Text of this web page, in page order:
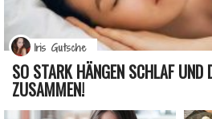
SO STARK HÄNGEN SCHLAF
ZUSAMMEN!
Iris Gutsche